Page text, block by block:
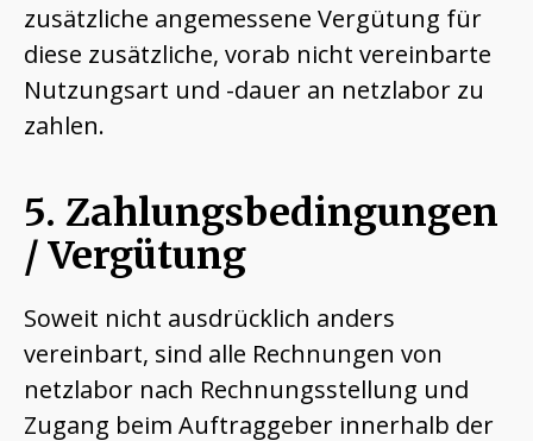
zusätzliche angemessene Vergütung für
diese zusätzliche, vorab nicht vereinbarte
Nutzungsart und -dauer an netzlabor zu
zahlen.
5. Zahlungsbedingungen
/ Vergütung
Soweit nicht ausdrücklich anders
vereinbart, sind alle Rechnungen von
netzlabor nach Rechnungsstellung und
Zugang beim Auftraggeber innerhalb der